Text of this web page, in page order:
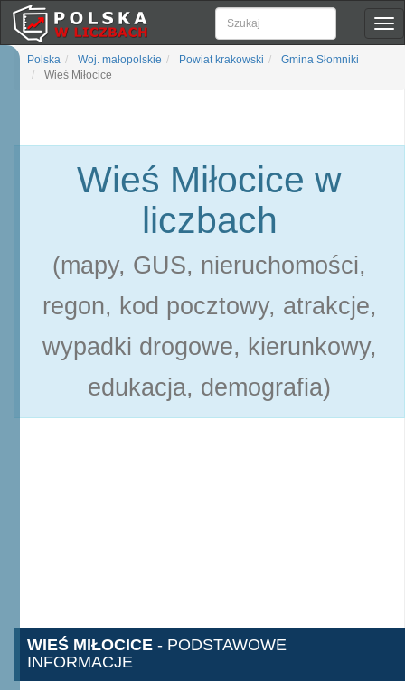
Polska Woj. małopolskie Powiat krakowski
Gmina Słomniki
Wieś Miłocice
Wieś Miłocice w
liczbach
(mapy, GUS, nieruchomości,
regon, kod pocztowy, atrakcje,
wypadki drogowe, kierunkowy,
edukacja, demografia)
WIEŚ MIŁOCICE - PODSTAWOWE
INFORMACJE